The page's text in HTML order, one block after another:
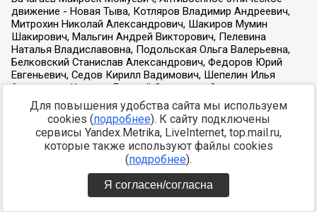
Для повышения удобства сайта мы используем
cookies (подробнее). К сайту подключены
сервисы Yandex.Metrika, LiveInternet, top.mail.ru,
которые также используют файлы cookies
(подробнее).
Я согласен/согласна